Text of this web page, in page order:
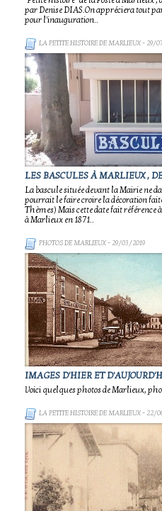
par Denise DIAS.On appréciera tout
pour l'inauguration..
LA PETITE HISTOIRE DE MARLIEUX- 29/
LES BASCULES À MARLIEUX ,
La bascule située devant la Mairie ne
pourrait le faire croire la décoration
Thèmes) Mais cette date fait
à Marlieux en 1871..
PHOTOS DE MARLIEUX- 29/03/2019
IMAGES D'HIER ET
Voici quelques photos de Marlieux,
LA PETITE HISTOIRE DE MARLIEUX- 22/